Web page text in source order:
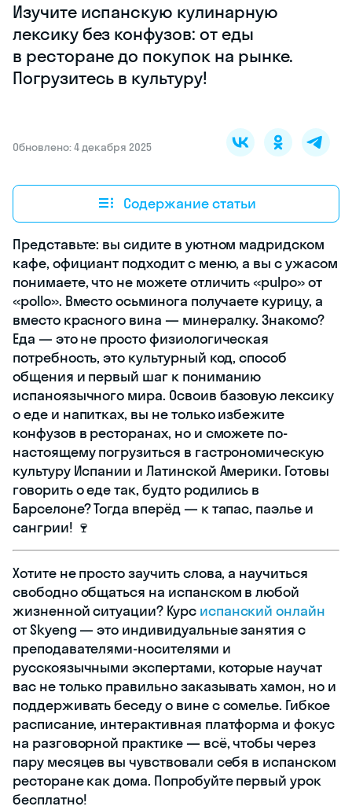
Изучите испанскую кулинарную
лексику без конфузов: от еды
в ресторане до покупок на рынке.
Погрузитесь в культуру!
Обновлено: 4 декабря 2025
Содержание статьи
Представьте: вы сидите в уютном мадридском
кафе, официант подходит с меню, а вы с ужасом
понимаете, что не можете отличить «pulpo» от
«pollo». Вместо осьминога получаете курицу, а
вместо красного вина — минералку. Знакомо?
Еда — это не просто физиологическая
потребность, это культурный код, способ
общения и первый шаг к пониманию
испаноязычного мира. Освоив базовую лексику
о еде и напитках, вы не только избежите
конфузов в ресторанах, но и сможете по-
настоящему погрузиться в гастрономическую
культуру Испании и Латинской Америки. Готовы
говорить о еде так, будто родились в
Барселоне? Тогда вперёд — к тапас, паэлье и
сангрии! 🍷
Хотите не просто заучить слова, а научиться
свободно общаться на испанском в любой
жизненной ситуации? Курс испанский онлайн
от Skyeng — это индивидуальные занятия с
преподавателями-носителями и
русскоязычными экспертами, которые научат
вас не только правильно заказывать хамон, но и
поддерживать беседу о вине с сомелье. Гибкое
расписание, интерактивная платформа и фокус
на разговорной практике — всё, чтобы через
пару месяцев вы чувствовали себя в испанском
ресторане как дома. Попробуйте первый урок
бесплатно!